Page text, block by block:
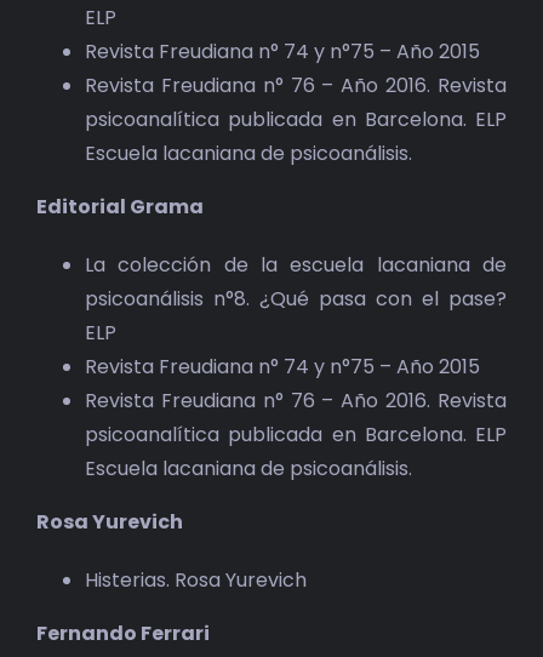
ELP
Revista Freudiana n° 74 y n°75 – Año 2015
Revista Freudiana n° 76 – Año 2016. Revista
psicoanalítica publicada en Barcelona. ELP
Escuela lacaniana de psicoanálisis.
Editorial Grama
La colección de la escuela lacaniana de
psicoanálisis n°8. ¿Qué pasa con el pase?
ELP
Revista Freudiana n° 74 y n°75 – Año 2015
Revista Freudiana n° 76 – Año 2016. Revista
psicoanalítica publicada en Barcelona. ELP
Escuela lacaniana de psicoanálisis.
Rosa Yurevich
Histerias. Rosa Yurevich
Fernando Ferrari